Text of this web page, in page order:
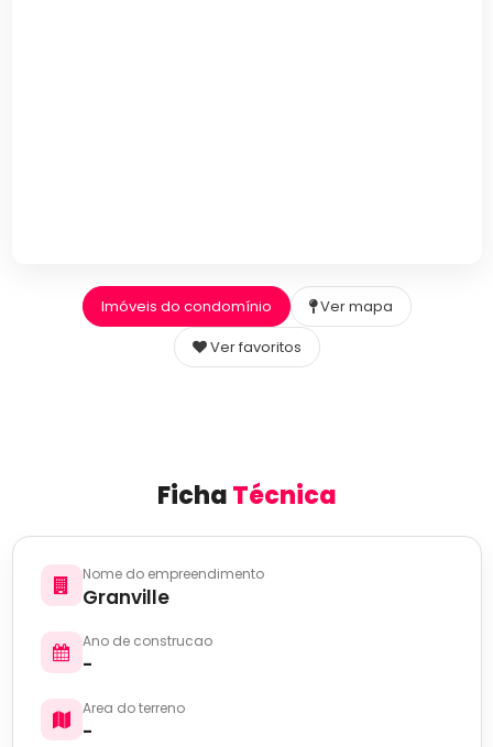
Imóveis do condomínio
Ver mapa
Ver favoritos
FichaTécnica
Nome do empreendimento
Granville
Ano de construcao
-
Area do terreno
-